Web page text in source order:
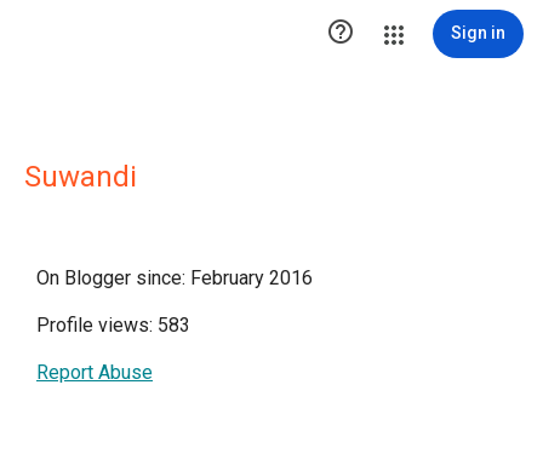
 Sign in
Suwandi
On Blogger since: February 2016
Profile views: 583
Report Abuse